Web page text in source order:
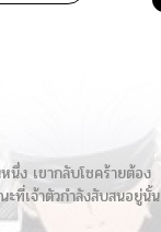
นึ่ง เขากลับโชคร้ายต้อง
ที่เจ้าตัวกำลังสับสนอยู่นั้น